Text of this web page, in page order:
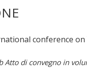
conference
Atto di convegno in